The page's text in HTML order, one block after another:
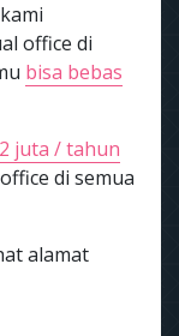
office di
bisa bebas
2 juta / tahun
di semua
alamat